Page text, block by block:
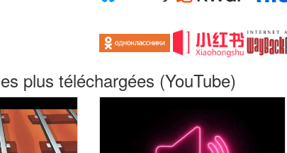
plus téléchargées (YouTube)